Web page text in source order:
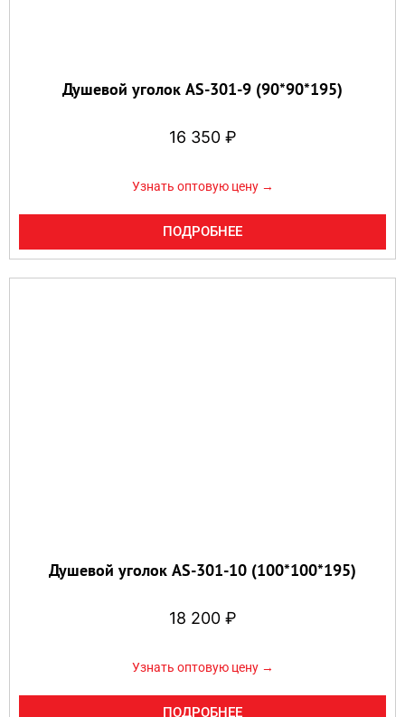
Душевой уголок AS-301-9 (90*90*195)
16 350 ₽
Узнать оптовую цену →
ПОДРОБНЕЕ
Душевой уголок AS-301-10 (100*100*195)
18 200 ₽
Узнать оптовую цену →
ПОДРОБНЕЕ